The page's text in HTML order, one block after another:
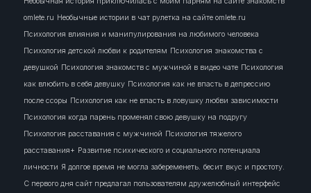
omlete.ru Необычные истории в чат рулетка на сайте omlete.ru
Психология влияния и манипулирования на любимого человека
Психология детской любви к родителям Психология знакомства с
девушкой Психология знакомств с мужчиной в видео чате Психология
как влюбить в себя девушку Психология как не впасть в депрессию
после ссоры Психология как не впасть в ловушку любви зависимости
Психология когда парень променял свою девушку на подругу
Психология расставания с мужчиной Психология тяжелого
расставания+ Развитие психического и социального потенциала
личности Я долгое время не могла забеременеть. бесит вкус и простоту.
С первого дня сайт предлагал пользователям дружелюбный интерфейс